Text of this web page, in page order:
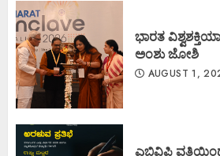
ಭಾರತ
ಅಂಶು ಜೋಶಿ
AUGUST 1,
ಎಬಿವಿಪಿ